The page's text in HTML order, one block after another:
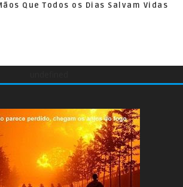
Que Todos os Dias Salvam Vidas